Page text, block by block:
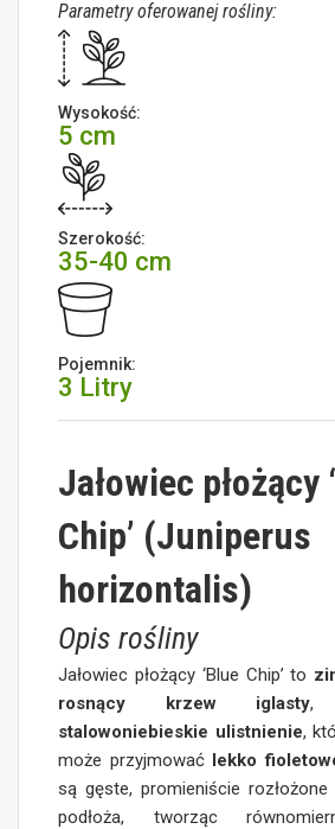
Parametry oferowanej rośliny:
Wysokość:
5 cm
Szerokość:
35-40 cm
Pojemnik:
3 Litry
Jałowiec płożący
Chip’ (Juniperus
horizontalis)
Opis rośliny
Jałowiec płożący ‘Blue Chip’ to
rosnący krzew iglasty,
stalowoniebieskie ulistnienie,
może przyjmować lekko
są gęste, promieniście
podłoża, tworząc